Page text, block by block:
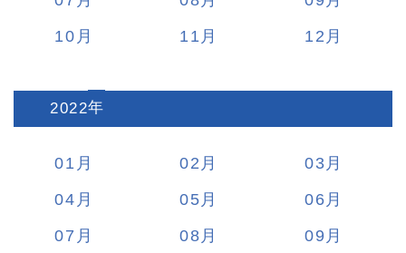
10
11 12
2022:
01 02
03
04
05
06
07
08
09